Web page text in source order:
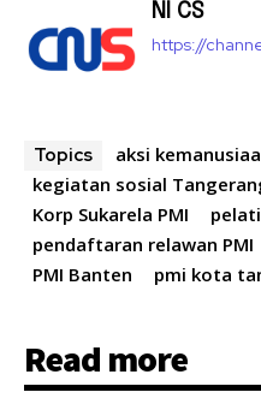
NI CS
https://
Topics
aksi
kegiatan sosial
Korp Sukarela PMI
pendaftaran relawan PMI
PMI Banten
pmi kota
Read more